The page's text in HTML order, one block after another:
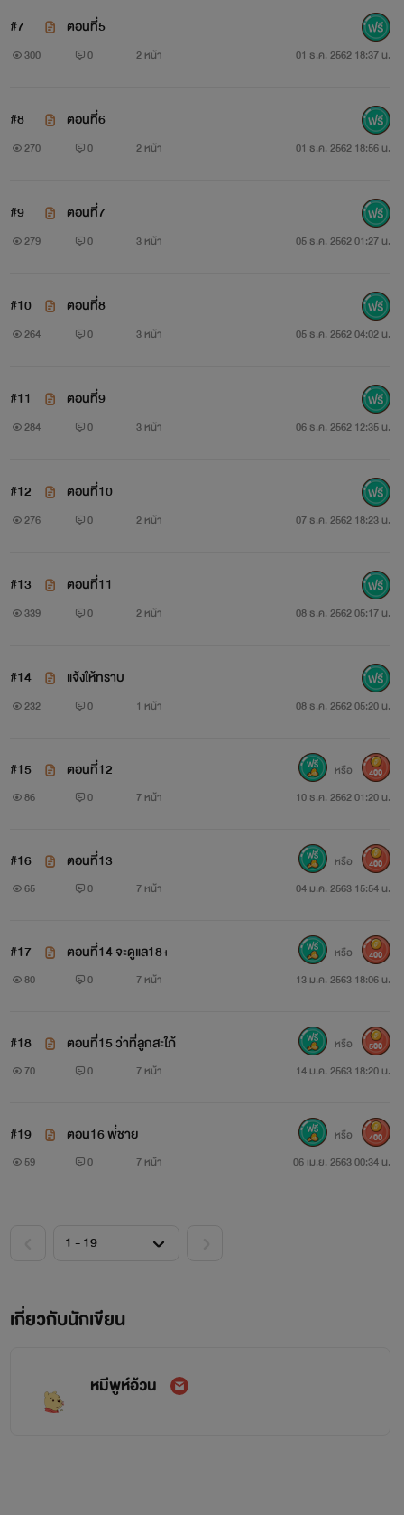
#7 ตอนที่5
300 0 2 หน้า 01 ธ.ค. 2562 18:37 น.
#8 ตอนที่6
270 0 2 หน้า 01 ธ.ค. 2562 18:56 น.
#9 ตอนที่7
279 0 3 หน้า 05 ธ.ค. 2562 01:27 น.
#10 ตอนที่8
264 0 3 หน้า 05 ธ.ค. 2562 04:02 น.
#11 ตอนที่9
284 0 3 หน้า 06 ธ.ค. 2562 12:35 น.
#12 ตอนที่10
276 0 2 หน้า 07 ธ.ค. 2562 18:23 น.
#13 ตอนที่11
339 0 2 หน้า 08 ธ.ค. 2562 05:17 น.
#14 แจ้งให้ทราบ
232 0 1 หน้า 08 ธ.ค. 2562 05:20 น.
#15 ตอนที่12
86 0 7 หน้า 10 ธ.ค. 2562 01:20 น.
หรือ 400
#16 ตอนที่13
65 0 7 หน้า 04 ม.ค. 2563 15:54 น.
หรือ 400
#17 ตอนที่14 จะดูแล18+
80 0 7 หน้า 13 ม.ค. 2563 18:06 น.
หรือ 400
#18 ตอนที่15 ว่าที่ลูกสะใภ้
70 0 7 หน้า 14 ม.ค. 2563 18:20 น.
หรือ 500
#19 ตอน16 พี่ชาย
59 0 7 หน้า 06 เม.ย. 2563 00:34 น.
หรือ 400
เกี่ยวกับนักเขียน
หมีพูห์อ้วน